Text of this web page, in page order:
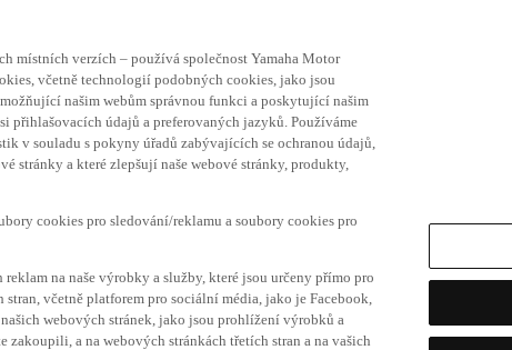
místních verzích – používá společnost Yamaha Motor
včetně technologií podobných cookies, jako jsou
našim webům správnou funkci a poskytující našim
přihlašovacích údajů a preferovaných jazyků. Používáme
v souladu s pokyny úřadů zabývajících se ochranou údajů,
stránky a které zlepšují naše webové stránky, produkty,
cookies pro sledování/reklamu a soubory cookies pro
na naše výrobky a služby, které jsou určeny přímo pro
včetně platforem pro sociální média, jako je Facebook,
webových stránek, jako jsou prohlížení výrobků a
a na webových stránkách třetích stran a na vašich